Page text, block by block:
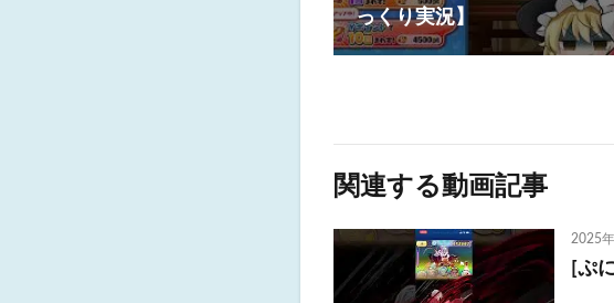
っくり実況】
関連する動画記事
2025
[ぷ